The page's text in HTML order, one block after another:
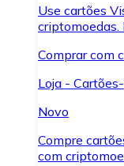
Use cartões
criptomoedas.
Comprar com
Loja -
Novo
Compre
com